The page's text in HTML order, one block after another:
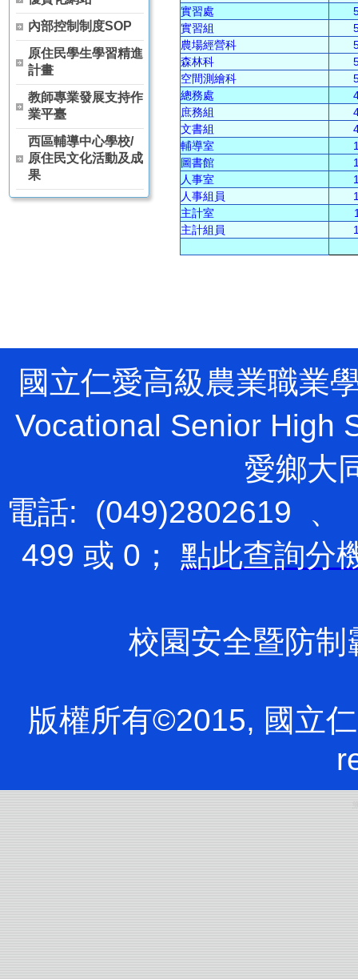
狂賀～114學年度 全國農業類技藝競賽 農場經營職種 農經科 林彥
狂賀～114學年度 全國家事技藝競賽 膳食製作職種 家政科 羅芷晴
狂賀～114學年度 全國家事技藝競賽 膳食製作職種 家政科 陳葦婕
狂賀～本校原舞社 參加 114學年度全國學生舞蹈比賽南投縣初賽
狂賀～恭喜 農經科 阮卡娜、陳詠巡、馬昱仁、徐孟佐 參加2025全
狂賀～恭喜 農經科 林宏睿、林彥丞、吳秉原 參加2025興大盃全國
賀!!!農經科榮獲114年高中以下食農教育教案競賽科技樂農組佳作
賀!!!本校農經科教師團隊榮獲114年杏壇芬芳獎(團體組)
內部控制制度SOP
原住民學生學習精進
計畫
教師專業發展支持作
業平臺
西區輔導中心學校/
原住民文化活動及成
果
實習處
實習組
農場經營科
森林科
空間測繪科
總務處
庶務組
文書組
輔導室
圖書館
人事室
人事組員
主計室
主計組員
國立仁愛高級農業職業
Vocational Senior
愛鄉大
電話: (049)2802619
499 或 0； 點此查詢分
校園安全暨防
版權所有©2015, 國立